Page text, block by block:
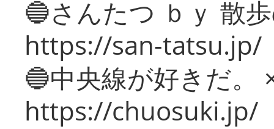
🔵さんたつ ｂｙ 散
https://san-tatsu.jp/
🔵中央線が好きだ。
https://chuosuki.jp/